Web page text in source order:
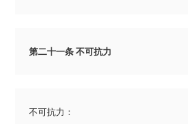
第二十一条 不可抗力
不可抗力：